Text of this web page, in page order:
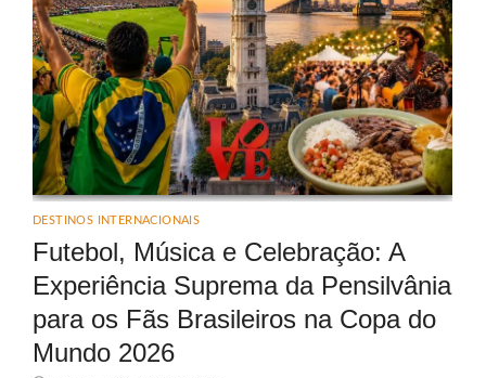
DESTINOS INTERNACIONAIS
Futebol, Música e Celebração: A
Experiência Suprema da Pensilvânia
para os Fãs Brasileiros na Copa do
Mundo 2026